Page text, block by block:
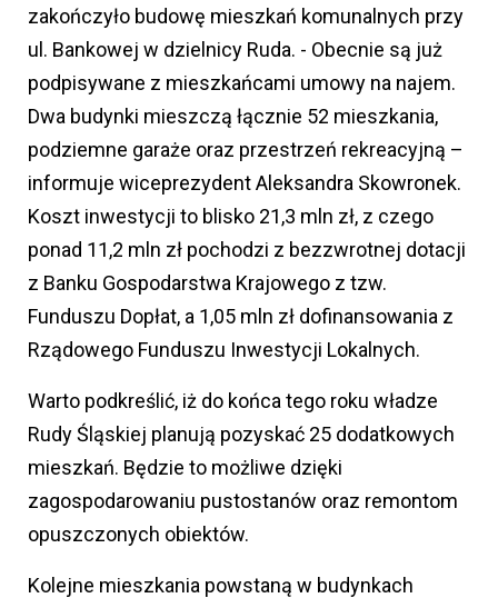
zakończyło budowę mieszkań komunalnych przy
ul. Bankowej w dzielnicy Ruda. - Obecnie są już
podpisywane z mieszkańcami umowy na najem.
Dwa budynki mieszczą łącznie 52 mieszkania,
podziemne garaże oraz przestrzeń rekreacyjną –
informuje wiceprezydent Aleksandra Skowronek.
Koszt inwestycji to blisko 21,3 mln zł, z czego
ponad 11,2 mln zł pochodzi z bezzwrotnej dotacji
z Banku Gospodarstwa Krajowego z tzw.
Funduszu Dopłat, a 1,05 mln zł dofinansowania z
Rządowego Funduszu Inwestycji Lokalnych.
Warto podkreślić, iż do końca tego roku władze
Rudy Śląskiej planują pozyskać 25 dodatkowych
mieszkań. Będzie to możliwe dzięki
zagospodarowaniu pustostanów oraz remontom
opuszczonych obiektów.
Kolejne mieszkania powstaną w budynkach